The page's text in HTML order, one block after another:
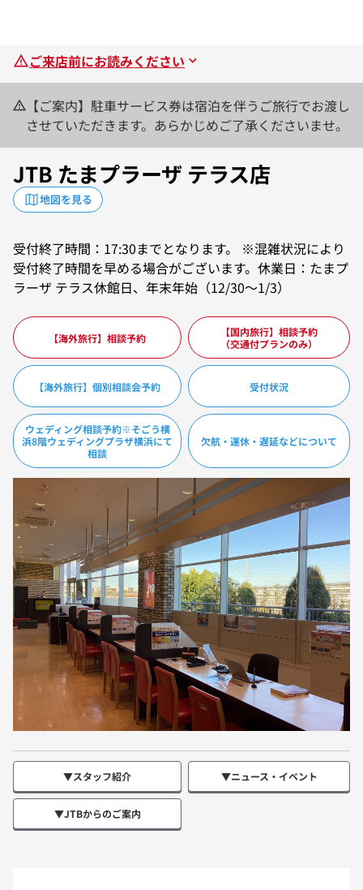
ご来店前にお読みください
【ご案内】駐車サービス券は宿泊を伴うご旅行でお渡し
させていただきます。あらかじめご了承くださいませ。
JTB たまプラーザ テラス店
地図を見る
受付終了時間：17:30までとなります。 ※混雑状況により
受付終了時間を早める場合がございます。休業日：たまプ
ラーザ テラス休館日、年末年始（12/30～1/3）
【海外旅行】相談予約
【国内旅行】相談予約
（交通付プランのみ）
【海外旅行】個別相談会予約 受付状況
ウェディング相談予約※そごう横
浜8階ウェディングプラザ横浜にて
相談
欠航・運休・遅延などについて
▼スタッフ紹介 ▼ニュース・イベント
▼JTBからのご案内